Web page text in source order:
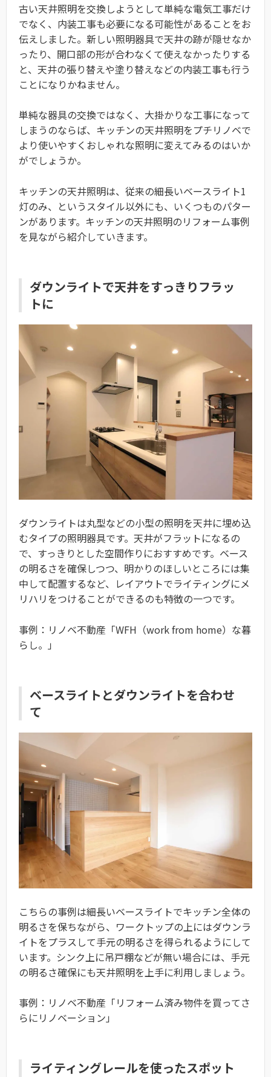
古い天井照明を交換しようとして単純な電気工事だけ
でなく、内装工事も必要になる可能性があることをお
伝えしました。新しい照明器具で天井の跡が隠せなか
ったり、開口部の形が合わなくて使えなかったりする
と、天井の張り替えや塗り替えなどの内装工事も行う
ことになりかねません。
単純な器具の交換ではなく、大掛かりな工事になって
しまうのならば、キッチンの天井照明をプチリノベで
より使いやすくおしゃれな照明に変えてみるのはいか
がでしょうか。
キッチンの天井照明は、従来の細長いベースライト1
灯のみ、というスタイル以外にも、いくつものパター
ンがあります。キッチンの天井照明のリフォーム事例
を見ながら紹介していきます。
ダウンライトで天井をすっきりフラッ
トに
ダウンライトは丸型などの小型の照明を天井に埋め込
むタイプの照明器具です。天井がフラットになるの
で、すっきりとした空間作りにおすすめです。ベース
の明るさを確保しつつ、明かりのほしいところには集
中して配置するなど、レイアウトでライティングにメ
リハリをつけることができるのも特徴の一つです。
事例：リノベ不動産「WFH（work from home）な暮
らし。」
ベースライトとダウンライトを合わせ
て
こちらの事例は細長いベースライトでキッチン全体の
明るさを保ちながら、ワークトップの上にはダウンラ
イトをプラスして手元の明るさを得られるようにして
います。シンク上に吊戸棚などが無い場合には、手元
の明るさ確保にも天井照明を上手に利用しましょう。
事例：リノベ不動産「リフォーム済み物件を買ってさ
らにリノベーション」
ライティングレールを使ったスポット